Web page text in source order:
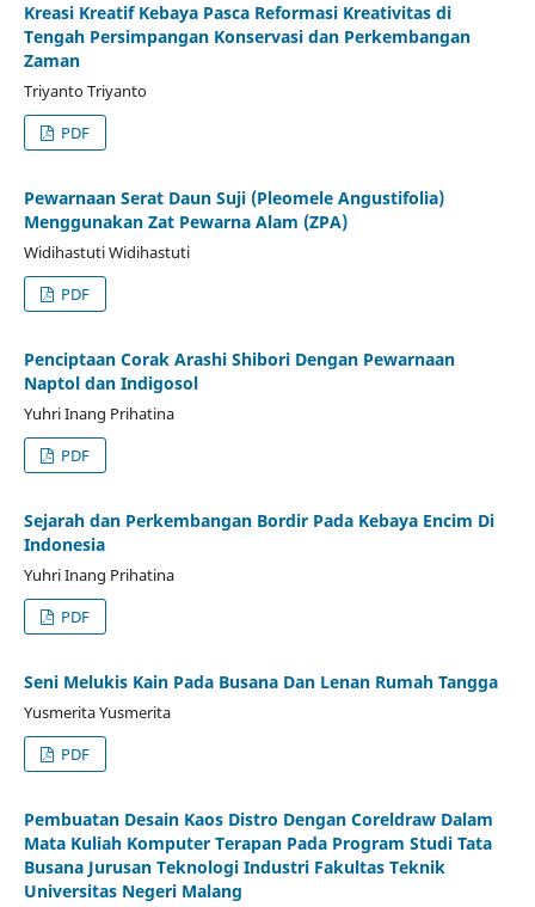
Kreasi Kreatif Kebaya Pasca Reformasi Kreativitas di
Tengah Persimpangan Konservasi dan Perkembangan
Zaman
Triyanto Triyanto
PDF
Pewarnaan Serat Daun Suji (Pleomele Angustifolia)
Menggunakan Zat Pewarna Alam (ZPA)
Widihastuti Widihastuti
PDF
Penciptaan Corak Arashi Shibori Dengan Pewarnaan
Naptol dan Indigosol
Yuhri Inang Prihatina
PDF
Sejarah dan Perkembangan Bordir Pada Kebaya Encim Di
Indonesia
Yuhri Inang Prihatina
PDF
Seni Melukis Kain Pada Busana Dan Lenan Rumah Tangga
Yusmerita Yusmerita
PDF
Pembuatan Desain Kaos Distro Dengan Coreldraw Dalam
Mata Kuliah Komputer Terapan Pada Program Studi Tata
Busana Jurusan Teknologi Industri Fakultas Teknik
Universitas Negeri Malang